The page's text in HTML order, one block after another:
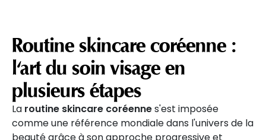
Routine skincare coréenne :
l'art du soin visage en
plusieurs étapes
La routine skincare coréennes'est imposée
comme une référence mondiale dans l'univers de la
beauté grâce à son approche progressive et